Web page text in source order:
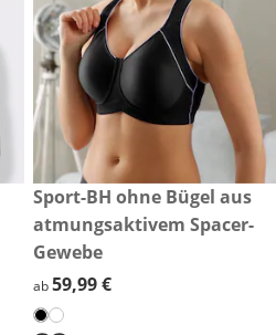
59,99 €
Sport-BH ohne Bügel aus
atmungsaktivem Spacer-
Gewebe
59,99 €
ab59,99 €